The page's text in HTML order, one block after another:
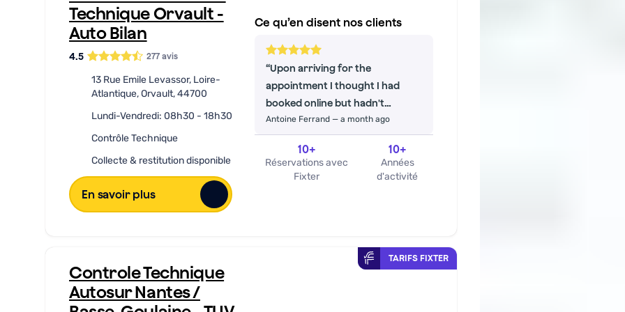
Technique Orvault -
Auto Bilan
4.5 277 avis
13 Rue Emile Levassor, Loire-
Atlantique, Orvault, 44700
Lundi-Vendredi: 08h30 - 18h30
Contrôle Technique
Collecte & restitution disponible
En savoir plus
Ce qu’en disent nos clients
Upon arriving for the
appointment I thought I had
booked online but hadn't
confirmed, the team initially told
me that since the appointment
hadn't been confirmed, it wasn't
possible. Seeing my frustration,
Antoine Ferrand —a month ago
10+
Réservations avec
Fixter
10+
Années
d'activité
Controle Technique
Autosur Nantes /
TARIFS FIXTER